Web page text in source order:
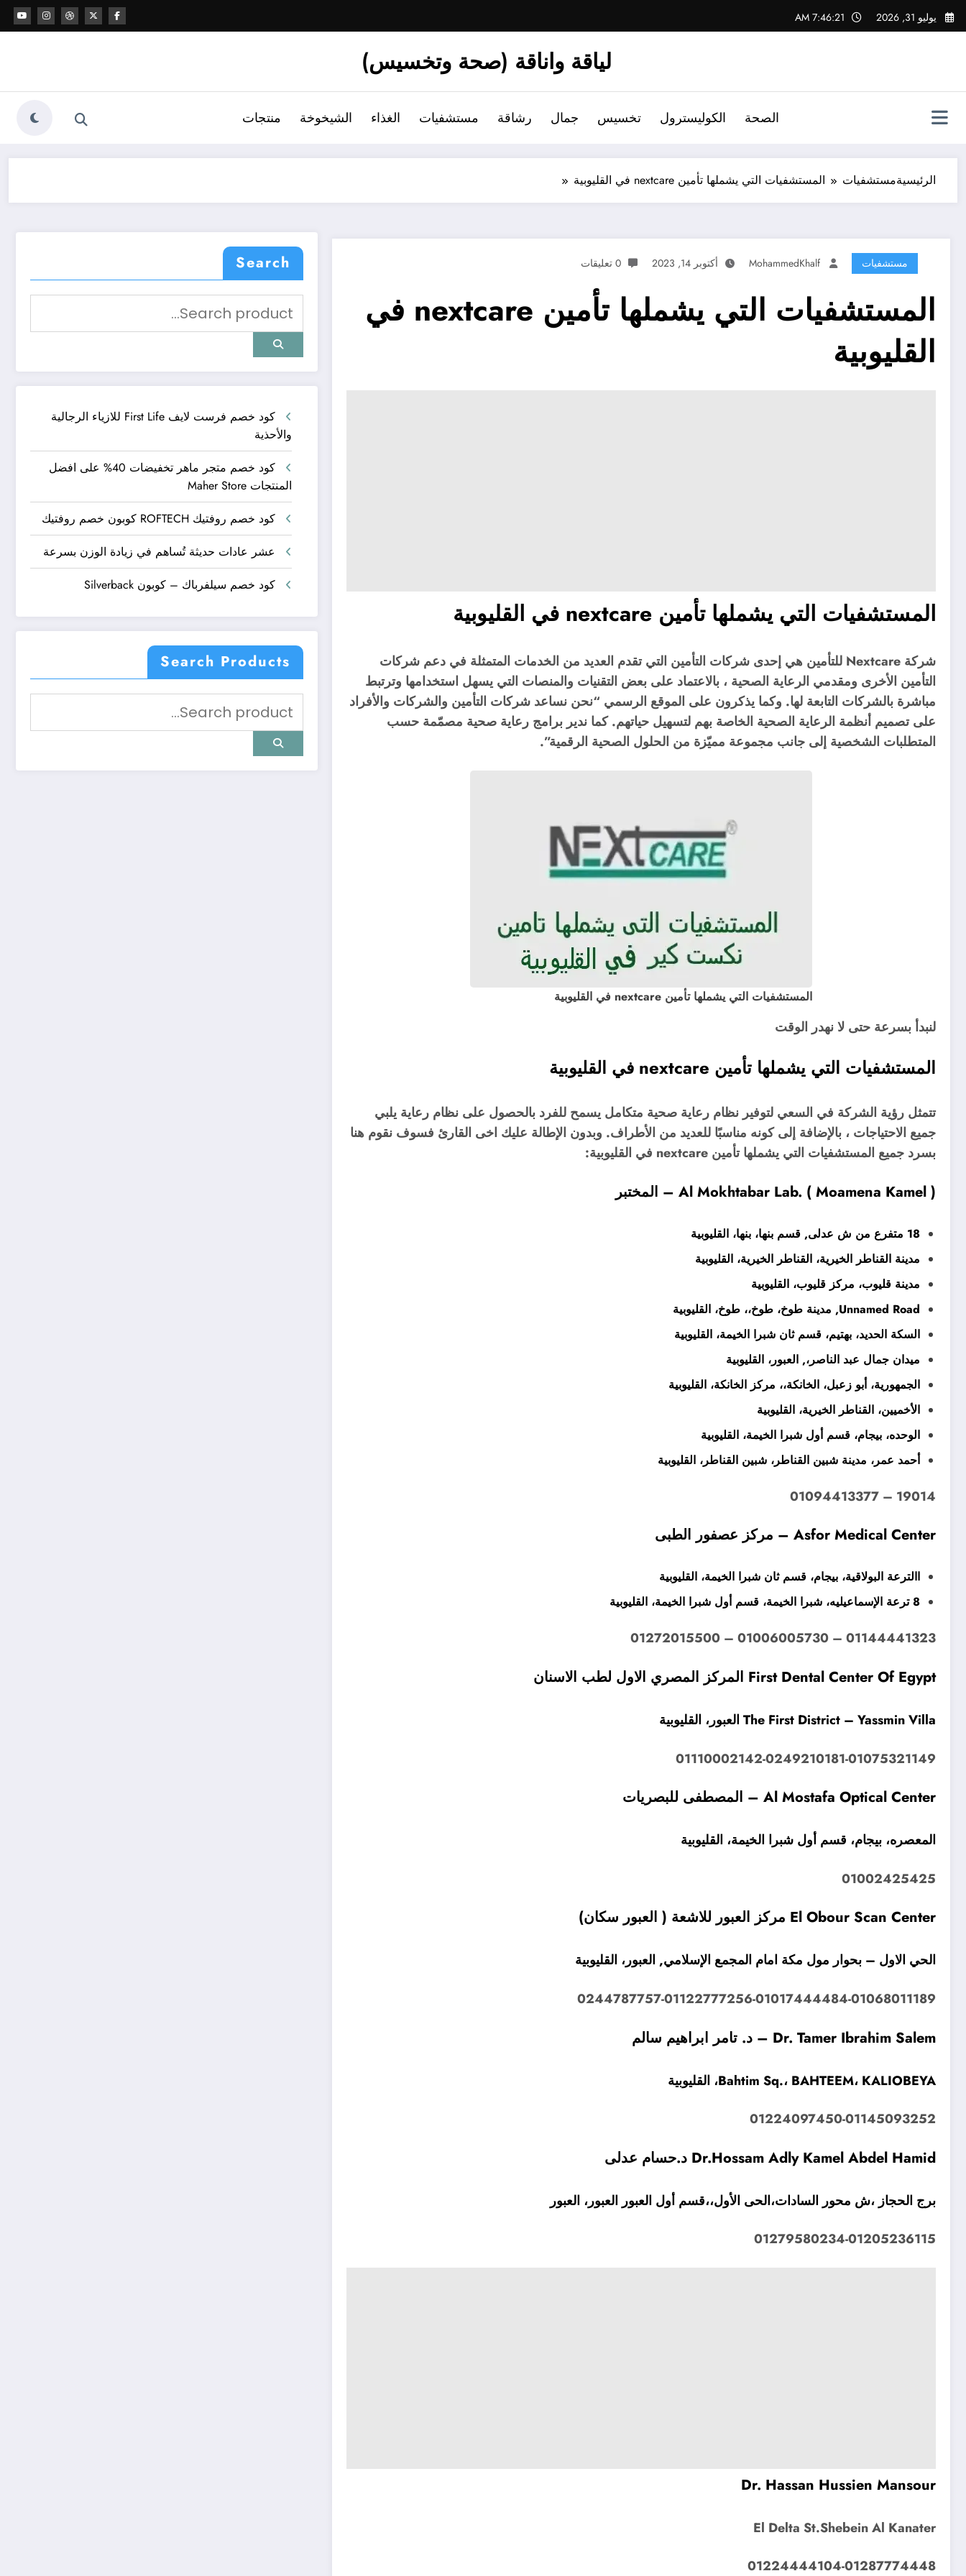
التجاوز
إلى
يوليو 31, 2026 7:46:21 AM
لياقة واناقة (صحة وتخسيس)
الصحة الكوليسترول تخسيس جمال رشاقة مستشفيات الغذاء الشيخوخة منتجات
الرئيسيةمستشفيات المستشفيات التي يشملها تأمين nextcare في القليوبية
مستشفيات MohammedKhalf أكتوبر 14, 2023 0 تعليقات
المستشفيات التي يشملها تأمين nextcare في
القليوبية
المستشفيات التي يشملها تأمين nextcare في القليوبية
شركة Nextcare للتأمين هي إحدى شركات التأمين التي تقدم العديد من الخدمات المتمثلة في دعم شركات
التأمين الأخرى ومقدمي الرعاية الصحية ، بالاعتماد على بعض التقنيات والمنصات التي يسهل استخدامها وترتبط
مباشرة بالشركات التابعة لها. وكما يذكرون على الموقع الرسمي “نحن نساعد شركات التأمين والشركات والأفراد
على تصميم أنظمة الرعاية الصحية الخاصة بهم لتسهيل حياتهم. كما ندير برامج رعاية صحية مصمّمة حسب
المتطلبات الشخصية إلى جانب مجموعة مميّزة من الحلول الصحية الرقمية”.
المستشفيات التي يشملها تأمين nextcare في القليوبية
لنبدأ بسرعة حتى لا نهدر الوقت
المستشفيات التي يشملها تأمين nextcare في القليوبية
تتمثل رؤية الشركة في السعي لتوفير نظام رعاية صحية متكامل يسمح للفرد بالحصول على نظام رعاية يلبي
جميع الاحتياجات ، بالإضافة إلى كونه مناسبًا للعديد من الأطراف. وبدون الإطالة عليك اخى القارئ فسوف نقوم هنا
بسرد جميع المستشفيات التي يشملها تأمين nextcare في القليوبية:
Al Mokhtabar Lab. ( Moamena Kamel ) – المختبر
18 متفرع من ش عدلى, قسم بنها، بنها، القليوبية
مدينة القناطر الخيرية، القناطر الخيرية، القليوبية
مدينة قليوب، مركز قليوب، القليوبية
Unnamed Road, مدينة طوخ، طوخ،، طوخ، القليوبية
السكة الحديد، بهتيم، قسم ثان شبرا الخيمة، القليوبية
ميدان جمال عبد الناصر،, العبور، القليوبية
الجمهورية، أبو زعبل، الخانكة،، مركز الخانكة، القليوبية
الأخميين، القناطر الخيرية، القليوبية
الوحده، بيجام، قسم أول شبرا الخيمة، القليوبية
أحمد عمر، مدينة شبين القناطر، شبين القناطر، القليوبية
19014 – 01094413377
Asfor Medical Center – مركز عصفور الطبى
االترعة البولاقية، بيجام، قسم ثان شبرا الخيمة، القليوبية
8 ترعة الإسماعيليه، شبرا الخيمة، قسم أول شبرا الخيمة، القليوبية
01144441323 – 01006005730 – 01272015500
First Dental Center Of Egypt المركز المصري الاول لطب الاسنان
The First District – Yassmin Villa العبور، القليوبية
01110002142-0249210181-01075321149
Al Mostafa Optical Center – المصطفى للبصريات
المعصره، بيجام، قسم أول شبرا الخيمة، القليوبية
01002425425
El Obour Scan Center مركز العبور للاشعة ( العبور سكان)
الحي الاول – بحوار مول مكة امام المجمع الإسلامي, العبور، القليوبية
0244787757-01122777256-01017444484-01068011189
Dr. Tamer Ibrahim Salem – د. تامر ابراهيم سالم
Bahtim Sq.، BAHTEEM، KALIOBEYA، القليوبية
01224097450-01145093252
Dr.Hossam Adly Kamel Abdel Hamid د.حسام عدلى
برج الحجاز ،ش محور السادات،الحى الأول،،قسم أول العبور العبور، العبور
01279580234-01205236115
Dr. Hassan Hussien Mansour
El Delta St.Shebein Al Kanater
01224444104-01287774448
Search
كود خصم فرست لايف First Life للازياء الرجالية
والأحذية
كود خصم متجر ماهر تخفيضات 40% على افضل
المنتجات Maher Store
كود خصم روفتيك ROFTECH كوبون خصم روفتيك
عشر عادات حديثة تُساهم في زيادة الوزن بسرعة
كود خصم سيلفرباك – كوبون Silverback
Search Products